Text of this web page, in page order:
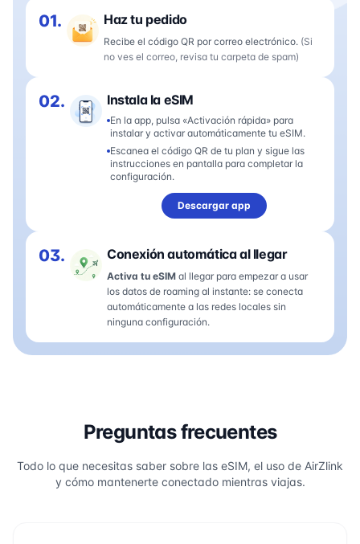
01. Haz tu pedido
Recibe el código QR por correo electrónico. (Si
no ves el correo, revisa tu carpeta de spam)
02. Instala la eSIM
En la app, pulsa «Activación rápida» para
instalar y activar automáticamente tu eSIM.
Escanea el código QR de tu plan y sigue las
instrucciones en pantalla para completar la
configuración.
Descargar app
03. Conexión automática al llegar
Activa tu eSIM al llegar para empezar a usar
los datos de roaming al instante: se conecta
automáticamente a las redes locales sin
ninguna configuración.
Preguntas frecuentes
Todo lo que necesitas saber sobre las eSIM, el uso de AirZlink
y cómo mantenerte conectado mientras viajas.